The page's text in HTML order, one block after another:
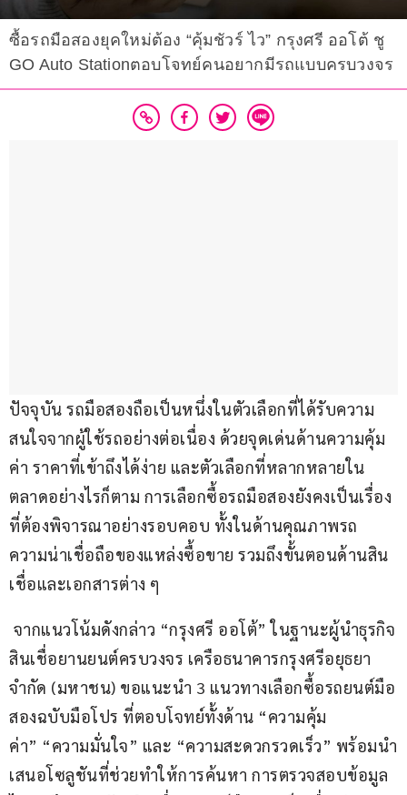
ซื้อรถมือสองยุคใหม่ต้อง “คุ้มชัวร์ ไว” กรุงศรี ออโต้ ชู
GO Auto Stationตอบโจทย์คนอยากมีรถแบบครบวงจร
ปัจจุบัน รถมือสองถือเป็นหนึ่งในตัวเลือกที่ได้รับความ
สนใจจากผู้ใช้รถอย่างต่อเนื่อง ด้วยจุดเด่นด้านความคุ้ม
ค่า ราคาที่เข้าถึงได้ง่าย และตัวเลือกที่หลากหลายใน
ตลาดอย่างไรก็ตาม การเลือกซื้อรถมือสองยังคงเป็นเรื่อง
ที่ต้องพิจารณาอย่างรอบคอบ ทั้งในด้านคุณภาพรถ
ความน่าเชื่อถือของแหล่งซื้อขาย รวมถึงขั้นตอนด้านสิน
เชื่อและเอกสารต่าง ๆ
จากแนวโน้มดังกล่าว “กรุงศรี ออโต้” ในฐานะผู้นำธุรกิจ
สินเชื่อยานยนต์ครบวงจร เครือธนาคารกรุงศรีอยุธยา
จำกัด (มหาชน) ขอแนะนำ 3 แนวทางเลือกซื้อรถยนต์มือ
สองฉบับมือโปร ที่ตอบโจทย์ทั้งด้าน “ความคุ้ม
ค่า” “ความมั่นใจ” และ “ความสะดวกรวดเร็ว” พร้อมนำ
เสนอโซลูชันที่ช่วยทำให้การค้นหา การตรวจสอบข้อมูล